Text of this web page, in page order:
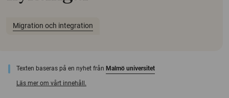
Migration och integration
Texten baseras på en nyhet från Malmö universitet
Läs mer om vårt innehåll.